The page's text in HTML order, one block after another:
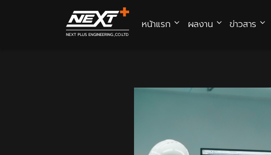
หน้าแรก ผลงาน ข่าวสาร